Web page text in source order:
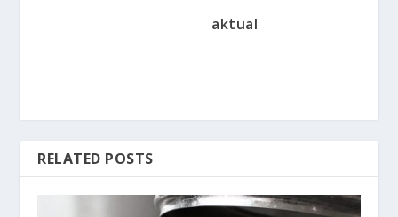
aktual
RELATED POSTS